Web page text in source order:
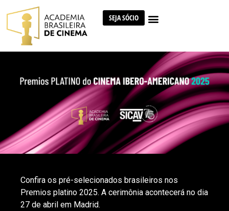
SEJA SÓCIO
Confira os pré-selecionados brasileiros nos
Premios platino 2025. A cerimônia acontecerá no dia
27 de abril em Madrid.